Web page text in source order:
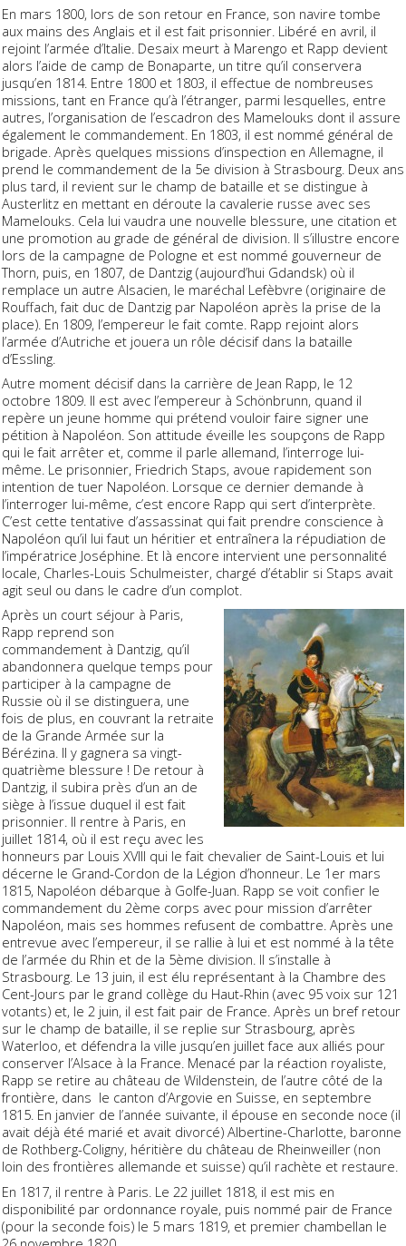
En mars 1800, lors de son retour en France, son navire tombe
aux mains des Anglais et il est fait prisonnier. Libéré en avril, il
rejoint l’armée d’Italie. Desaix meurt à Marengo et Rapp devient
alors l’aide de camp de Bonaparte, un titre qu’il conservera
jusqu’en 1814. Entre 1800 et 1803, il effectue de nombreuses
missions, tant en France qu’à l’étranger, parmi lesquelles, entre
autres, l’organisation de l’escadron des Mamelouks dont il assure
également le commandement. En 1803, il est nommé général de
brigade. Après quelques missions d’inspection en Allemagne, il
prend le commandement de la 5e division à Strasbourg. Deux ans
plus tard, il revient sur le champ de bataille et se distingue à
Austerlitz en mettant en déroute la cavalerie russe avec ses
Mamelouks. Cela lui vaudra une nouvelle blessure, une citation et
une promotion au grade de général de division. Il s’illustre encore
lors de la campagne de Pologne et est nommé gouverneur de
Thorn, puis, en 1807, de Dantzig (aujourd’hui Gdandsk) où il
remplace un autre Alsacien, le maréchal Lefèbvre (originaire de
Rouffach, fait duc de Dantzig par Napoléon après la prise de la
place). En 1809, l’empereur le fait comte. Rapp rejoint alors
l’armée d’Autriche et jouera un rôle décisif dans la bataille
d’Essling.
Autre moment décisif dans la carrière de Jean Rapp, le 12
octobre 1809. Il est avec l’empereur à Schönbrunn, quand il
repère un jeune homme qui prétend vouloir faire signer une
pétition à Napoléon. Son attitude éveille les soupçons de Rapp
qui le fait arrêter et, comme il parle allemand, l’interroge lui-
même. Le prisonnier, Friedrich Staps, avoue rapidement son
intention de tuer Napoléon. Lorsque ce dernier demande à
l’interroger lui-même, c’est encore Rapp qui sert d’interprète.
C’est cette tentative d’assassinat qui fait prendre conscience à
Napoléon qu’il lui faut un héritier et entraînera la répudiation de
l’impératrice Joséphine. Et là encore intervient une personnalité
locale, Charles-Louis Schulmeister, chargé d’établir si Staps avait
agit seul ou dans le cadre d’un complot.
Après un court séjour à Paris,
Rapp reprend son
commandement à Dantzig, qu’il
abandonnera quelque temps pour
participer à la campagne de
Russie où il se distinguera, une
fois de plus, en couvrant la retraite
de la Grande Armée sur la
Bérézina. Il y gagnera sa vingt-
quatrième blessure ! De retour à
Dantzig, il subira près d’un an de
siège à l’issue duquel il est fait
prisonnier. Il rentre à Paris, en
juillet 1814, où il est reçu avec les
honneurs par Louis XVIII qui le fait chevalier de Saint-Louis et lui
décerne le Grand-Cordon de la Légion d’honneur. Le 1er mars
1815, Napoléon débarque à Golfe-Juan. Rapp se voit confier le
commandement du 2ème corps avec pour mission d’arrêter
Napoléon, mais ses hommes refusent de combattre. Après une
entrevue avec l’empereur, il se rallie à lui et est nommé à la tête
de l’armée du Rhin et de la 5ème division. Il s’installe à
Strasbourg. Le 13 juin, il est élu représentant à la Chambre des
Cent-Jours par le grand collège du Haut-Rhin (avec 95 voix sur 121
votants) et, le 2 juin, il est fait pair de France. Après un bref retour
sur le champ de bataille, il se replie sur Strasbourg, après
Waterloo, et défendra la ville jusqu’en juillet face aux alliés pour
conserver l’Alsace à la France. Menacé par la réaction royaliste,
Rapp se retire au château de Wildenstein, de l’autre côté de la
frontière, dans le canton d’Argovie en Suisse, en septembre
1815. En janvier de l’année suivante, il épouse en seconde noce (il
avait déjà été marié et avait divorcé) Albertine-Charlotte, baronne
de Rothberg-Coligny, héritière du château de Rheinweiller (non
loin des frontières allemande et suisse) qu’il rachète et restaure.
En 1817, il rentre à Paris. Le 22 juillet 1818, il est mis en
disponibilité par ordonnance royale, puis nommé pair de France
(pour la seconde fois) le 5 mars 1819, et premier chambellan le